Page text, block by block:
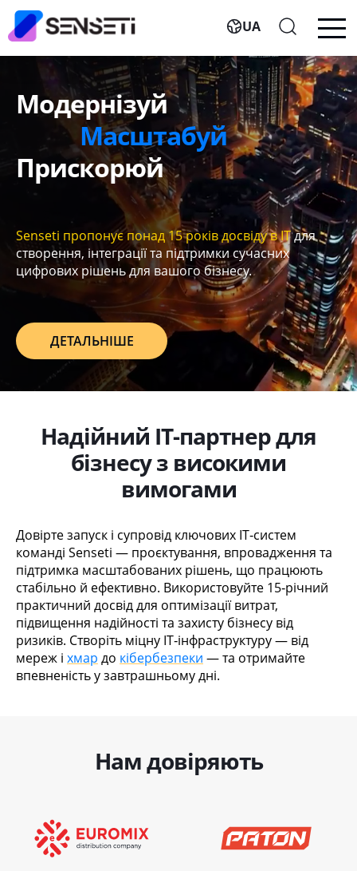
UA
Модернізуй
Масштабуй
Прискорюй
Senseti пропонує понад15 років досвіду в ITдля
створення, інтеграції та підтримки сучасних
цифрових рішень для вашого бізнесу.
ДЕТАЛЬНІШЕ
Надійний ІТ-партнер для
бізнесу з високими
вимогами
Довірте запуск і супровід ключових ІТ‐систем
команді Senseti — проєктування, впровадження та
підтримка масштабованих рішень, що працюють
стабільно й ефективно. Використовуйте 15‐річний
практичний досвід для оптимізації витрат,
підвищення надійності та захисту бізнесу від
ризиків. Створіть міцну ІТ‐інфраструктуру — від
мереж і хмар до кібербезпеки — та отримайте
впевненість у завтрашньому дні.
Нам довіряють